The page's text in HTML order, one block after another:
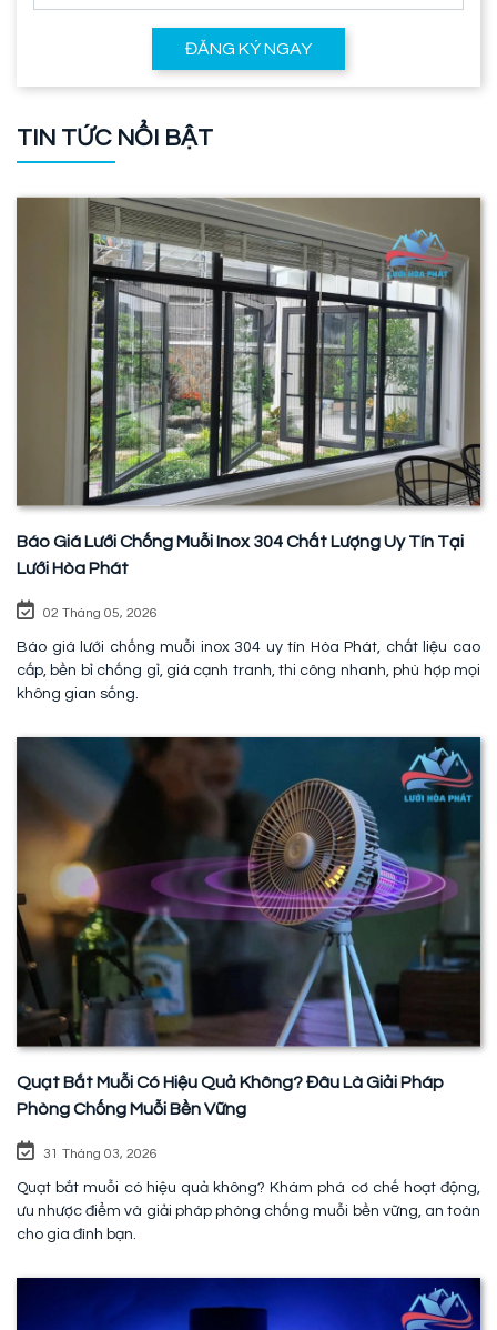
ĐĂNG KÝ NGAY
TIN TỨC NỔI BẬT
Báo Giá Lưới Chống Muỗi Inox 304 Chất Lượng Uy Tín Tại
Lưới Hòa Phát
02 Tháng 05, 2026
Báo giá lưới chống muỗi inox 304 uy tín Hòa Phát, chất liệu cao
cấp, bền bỉ chống gỉ, giá cạnh tranh, thi công nhanh, phù hợp mọi
không gian sống.
Quạt Bắt Muỗi Có Hiệu Quả Không? Đâu Là Giải Pháp
Phòng Chống Muỗi Bền Vững
31 Tháng 03, 2026
Quạt bắt muỗi có hiệu quả không? Khám phá cơ chế hoạt động,
ưu nhược điểm và giải pháp phòng chống muỗi bền vững, an toàn
cho gia đình bạn.